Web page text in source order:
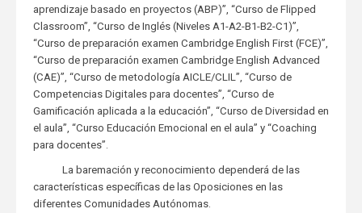
aprendizaje basado en proyectos (ABP)”, “Curso de Flipped
Classroom”, “Curso de Inglés (Niveles A1-A2-B1-B2-C1)”,
“Curso de preparación examen Cambridge English First (FCE)”,
“Curso de preparación examen Cambridge English Advanced
(CAE)”, “Curso de metodología AICLE/CLIL”, “Curso de
Competencias Digitales para docentes”, “Curso de
Gamificación aplicada a la educación”, “Curso de Diversidad en
el aula”, “Curso Educación Emocional en el aula” y “Coaching
para docentes”.
La baremación y reconocimiento dependerá de las
características específicas de las Oposiciones en las
diferentes Comunidades Autónomas.